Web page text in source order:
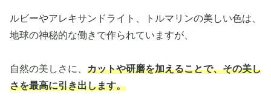
ルビーやアレキサンドライト、トルマリンの美しい色は、
地球の神秘的な働きで作られていますが、
自然の美しさに、 カットや研磨を加えることで、その美し
さを最高に引き出します。